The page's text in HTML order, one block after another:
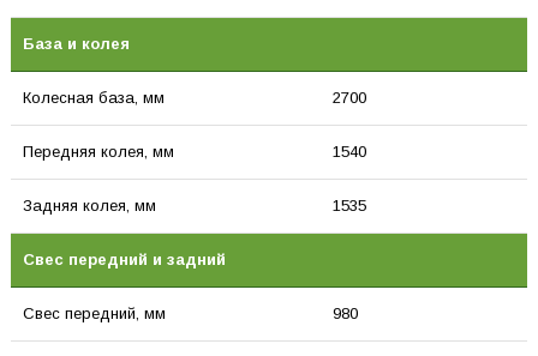
База и колея
Колесная база, мм 2700
Передняя колея, мм 1540
Задняя колея, мм 1535
Свес передний и задний
Свес передний, мм 980